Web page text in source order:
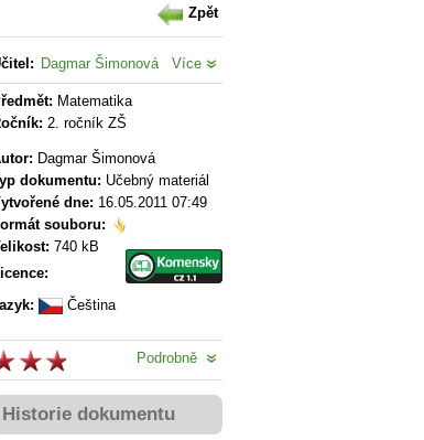
Zpět
Dagmar Šimonová Více
Matematika
2. ročník ZŠ
Dagmar Šimonová
dokumentu: Učebný materiál
dne: 16.05.2011 07:49
souboru:
740 kB
Čeština
Podrobně
Historie dokumentu